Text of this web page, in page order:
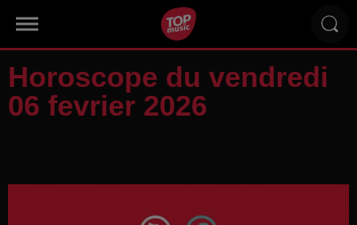
Horoscope du vendredi
06 fevrier 2026